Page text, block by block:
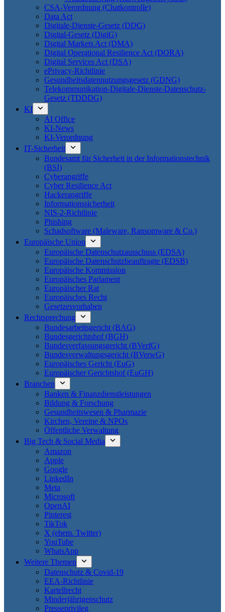
CSA-Verordnung (Chatkontrolle)
Data Act
Digitale-Dienste-Gesetz (DDG)
Digital-Gesetz (DigiG)
Digital Markets Act (DMA)
Digital Operational Resilience Act (DORA)
Digital Services Act (DSA)
ePrivacy-Richtlinie
Gesundheitsdatennutzungsgesetz (GDNG)
Telekommunikation-Digitale-Dienste-Datenschutz-
Gesetz (TDDDG)
KI
AI Office
KI-News
KI-Verordnung
IT-Sicherheit
Bundesamt für Sicherheit in der Informationstechnik
(BSI)
Cyberangriffe
Cyber Resilience Act
Hackerangriffe
Informationssicherheit
NIS-2-Richtlinie
Phishing
Schadsoftware (Maleware, Ransomware & Co.)
Europäische Union
Europäische Datenschutzausschuss (EDSA)
Europäische Datenschutzbeauftragte (EDSB)
Europäische Kommission
Europäisches Parlament
Europäischer Rat
Europäisches Recht
Gesetzesvorhaben
Rechtsprechung
Bundesarbeitsgericht (BAG)
Bundesgerichtshof (BGH)
Bundesverfassungsgericht (BVerfG)
Bundesverwaltungsgericht (BVerwG)
Europäisches Gericht (EuG)
Europäischer Gerichtshof (EuGH)
Branchen
Banken & Finanzdienstleistungen
Bildung & Forschung
Gesundheitswesen & Pharmazie
Kirchen, Vereine & NPOs
Öffentliche Verwaltung
Big Tech & Social Media
Amazon
Apple
Google
LinkedIn
Meta
Microsoft
OpenAI
Pinterest
TikTok
X (ehem. Twitter)
YouTube
WhatsApp
Weitere Themen
Datenschutz & Covid-19
EEA-Richtlinie
Kartellrecht
Minderjährigenschutz
Presseprivileg